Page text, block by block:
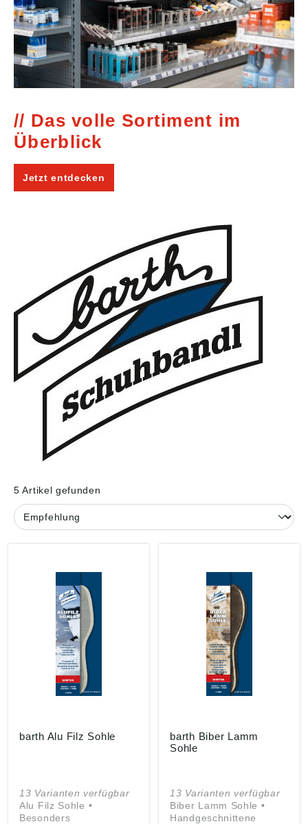
Das volle Sortiment im
Überblick
Jetzt entdecken
5 Artikel gefunden
barth Alu Filz Sohle
13 Varianten verfügbar
Alu Filz Sohle •
Besonders
barth Biber Lamm
Sohle
13 Varianten verfügbar
Biber Lamm Sohle •
Handgeschnittene